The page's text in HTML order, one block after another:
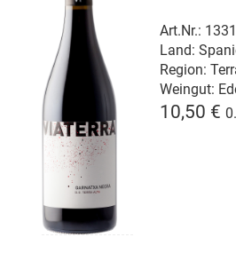
Art.Nr.:
Land:
Weingut:
Region:
10,50 €